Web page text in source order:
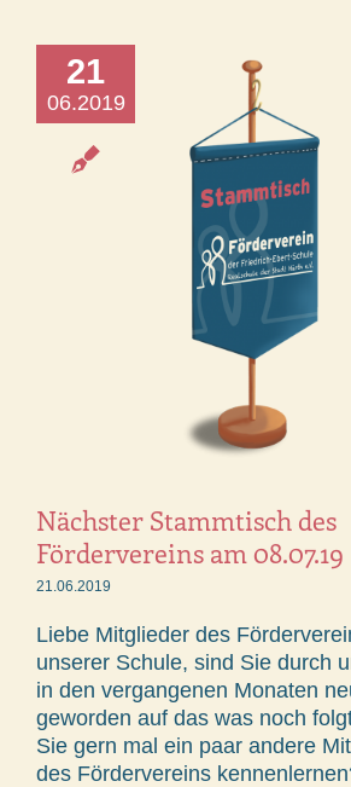
21
06.2019
Nächster Stammtisch des
Fördervereins am 08.07.19
21.06.2019
Liebe Mitglieder des
unserer Schule, sind Sie durch
in den vergangenen Monaten
geworden auf das was noch
Sie gern mal ein paar andere
des Fördervereins